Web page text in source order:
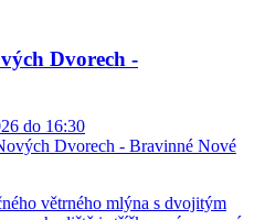
Dvorech -
do 16:30
Dvorech - Bravinné Nové
větrného mlýna s dvojitým